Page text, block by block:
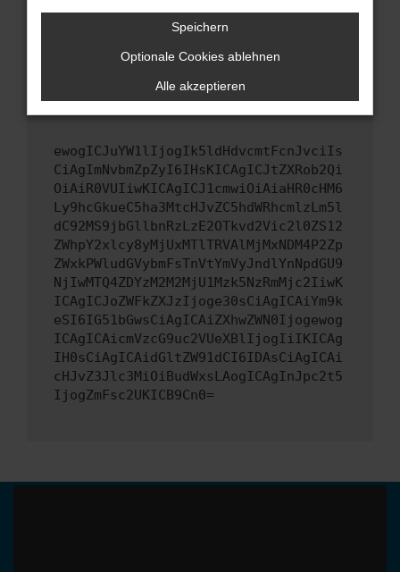
Wende dich an den Webseitenbetreiber.
Wenn du alle oben genannten Schritte versucht
hast, kontaktiere uns bitte. Wir werden
versuchen, das Problem zu beheben. Du kannst
uns diesen Text schicken, um uns bei der
ewogICJuYW1lIjogIk5ldHdvcmtFcnJvciIs
CiAgImNvbmZpZyI6IHsKICAgICJtZXRob2Qi
OiAiR0VUIiwKICAgICJ1cmwiOiAiaHR0cHM6
Ly9hcGkueC5ha3MtcHJvZC5hdWRhcmlzLm5l
dC92MS9jbGllbnRzLzE2OTkvd2Vic2l0ZS12
ZWhpY2xlcy8yMjUxMTlTRVAlMjMxNDM4P2Zp
ZWxkPWludGVybmFsTnVtYmVyJndlYnNpdGU9
NjIwMTQ4ZDYzM2M2MjU1Mzk5NzRmMjc2IiwK
ICAgICJoZWFkZXJzIjoge30sCiAgICAiYm9k
eSI6IG51bGwsCiAgICAiZXhwZWN0Ijogewog
ICAgICAicmVzcG9uc2VUeXBlIjogIiIKICAg
IH0sCiAgICAidGltZW91dCI6IDAsCiAgICAi
cHJvZ3Jlc3MiOiBudWxsLAogICAgInJpc2t5
IjogZmFsc2UKICB9Cn0=
Speichern
Optionale Cookies ablehnen
Alle akzeptieren